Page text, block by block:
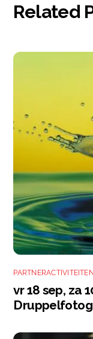
Related
PARTNERACTIVITEITEN
vr 18 sep, za